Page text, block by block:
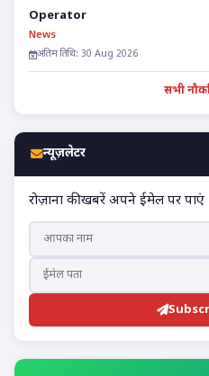
Operator
News
अंतिम तिथि: 30 Aug 2026
सभी
न्यूज़लेटर
रोज़ाना की खबरें अपने ईमेल पर पाएं